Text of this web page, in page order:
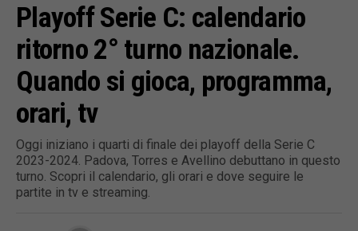
Playoff Serie C: calendario
ritorno 2° turno nazionale.
Quando si gioca, programma,
orari, tv
Oggi iniziano i quarti di finale dei playoff della Serie C
2023-2024. Padova, Torres e Avellino debuttano in questo
turno. Scopri il calendario, gli orari e dove seguire le
partite in tv e streaming.